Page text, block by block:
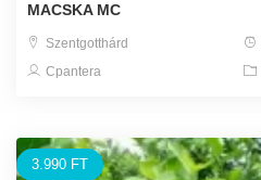
MACSKA MC
Szentgotthárd
Cpantera
3.990 FT